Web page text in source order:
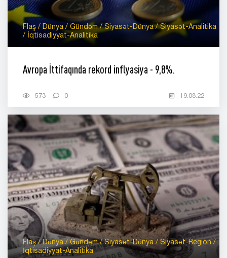
Flaş / Dünya / Gündəm / Siyasət-Dünya / Siyasət-Analitika
/ İqtisadiyyat-Analitika
Avropa İttifaqında rekord inflyasiya - 9,8%.
573 0 19.08.22
Flaş / Dünya / Gündəm / Siyasət-Dünya / Siyasət-Region /
İqtisadiyyat-Analitika